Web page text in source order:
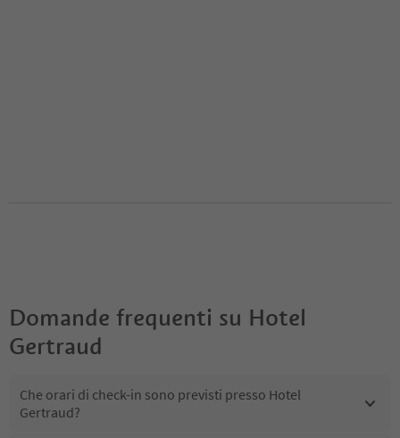
Domande frequenti su Hotel
Gertraud
Che orari di check-in sono previsti presso Hotel
Gertraud?